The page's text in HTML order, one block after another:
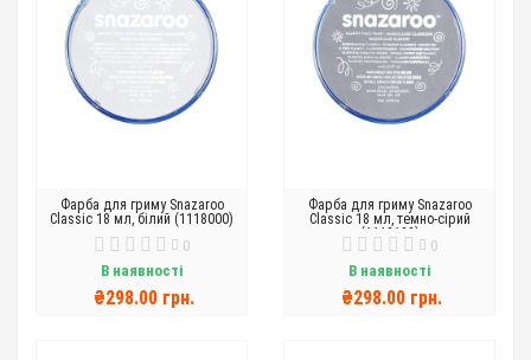
Фарба для гриму Snazaroo
Classic 18 мл, білий (1118000)
0
В наявності
₴298.00 грн.
Фарба для гриму Snazaroo
Classic 18 мл, темно-сірий
(1118133)
0
В наявності
₴298.00 грн.